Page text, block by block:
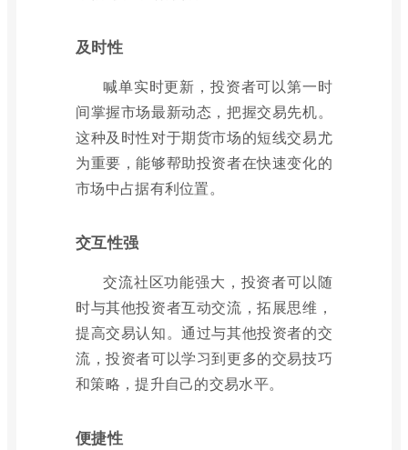
及时性
喊单实时更新，投资者可以第一时
间掌握市场最新动态，把握交易先机。
这种及时性对于期货市场的短线交易尤
为重要，能够帮助投资者在快速变化的
市场中占据有利位置。
交互性强
交流社区功能强大，投资者可以随
时与其他投资者互动交流，拓展思维，
提高交易认知。通过与其他投资者的交
流，投资者可以学习到更多的交易技巧
和策略，提升自己的交易水平。
便捷性